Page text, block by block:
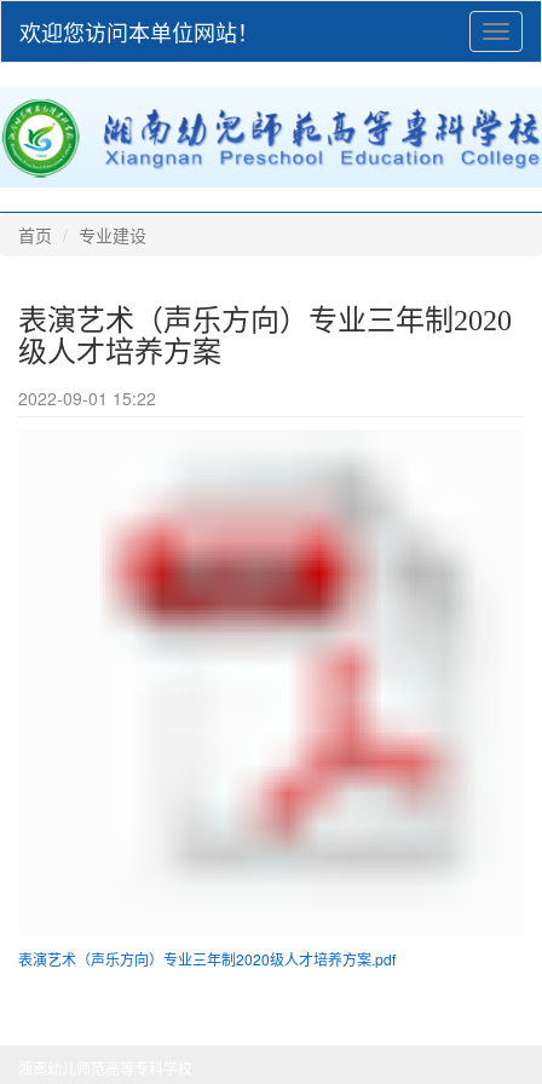
欢迎您访问本单位网站！
首页 专业建设
表演艺术（声乐方向）专业三年制2020
级人才培养方案
2022-09-01 15:22
表演艺术（声乐方向）专业三年制2020级人才培养方案.pdf